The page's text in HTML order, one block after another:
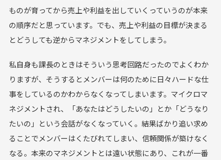
ものが育ってから売上や利益を出していくっていうのが本来
の順序だと思っています。でも、売上や利益の目標が決まる
とどうしても逆からマネジメントをしてしまう。
私自身も課長のときはそういう思考回路だったのでよくわか
りますが、そうするとメンバーは何のために日々ハードな仕
事をしているのかわからなくなってしまいます。マイクロマ
ネジメントされ、「あなたはどうしたいの」とか「どうなり
たいの」という会話がなくなっていく。結果ばかり追い求め
ることでメンバーはくたびれてしまい、信頼関係が築けなく
なる。本来のマネジメントとは遠い状態にあり、これが一番